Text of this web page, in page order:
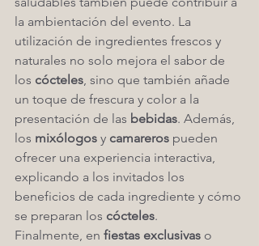
la ambientación del evento. La
utilización de ingredientes frescos y
naturales no solo mejora el sabor de
los cócteles, sino que también añade
un toque de frescura y color a la
presentación de las bebidas. Además,
los mixólogos y camareros pueden
ofrecer una experiencia interactiva,
explicando a los invitados los
beneficios de cada ingrediente y cómo
se preparan los cócteles.
Finalmente, en fiestas exclusivas o